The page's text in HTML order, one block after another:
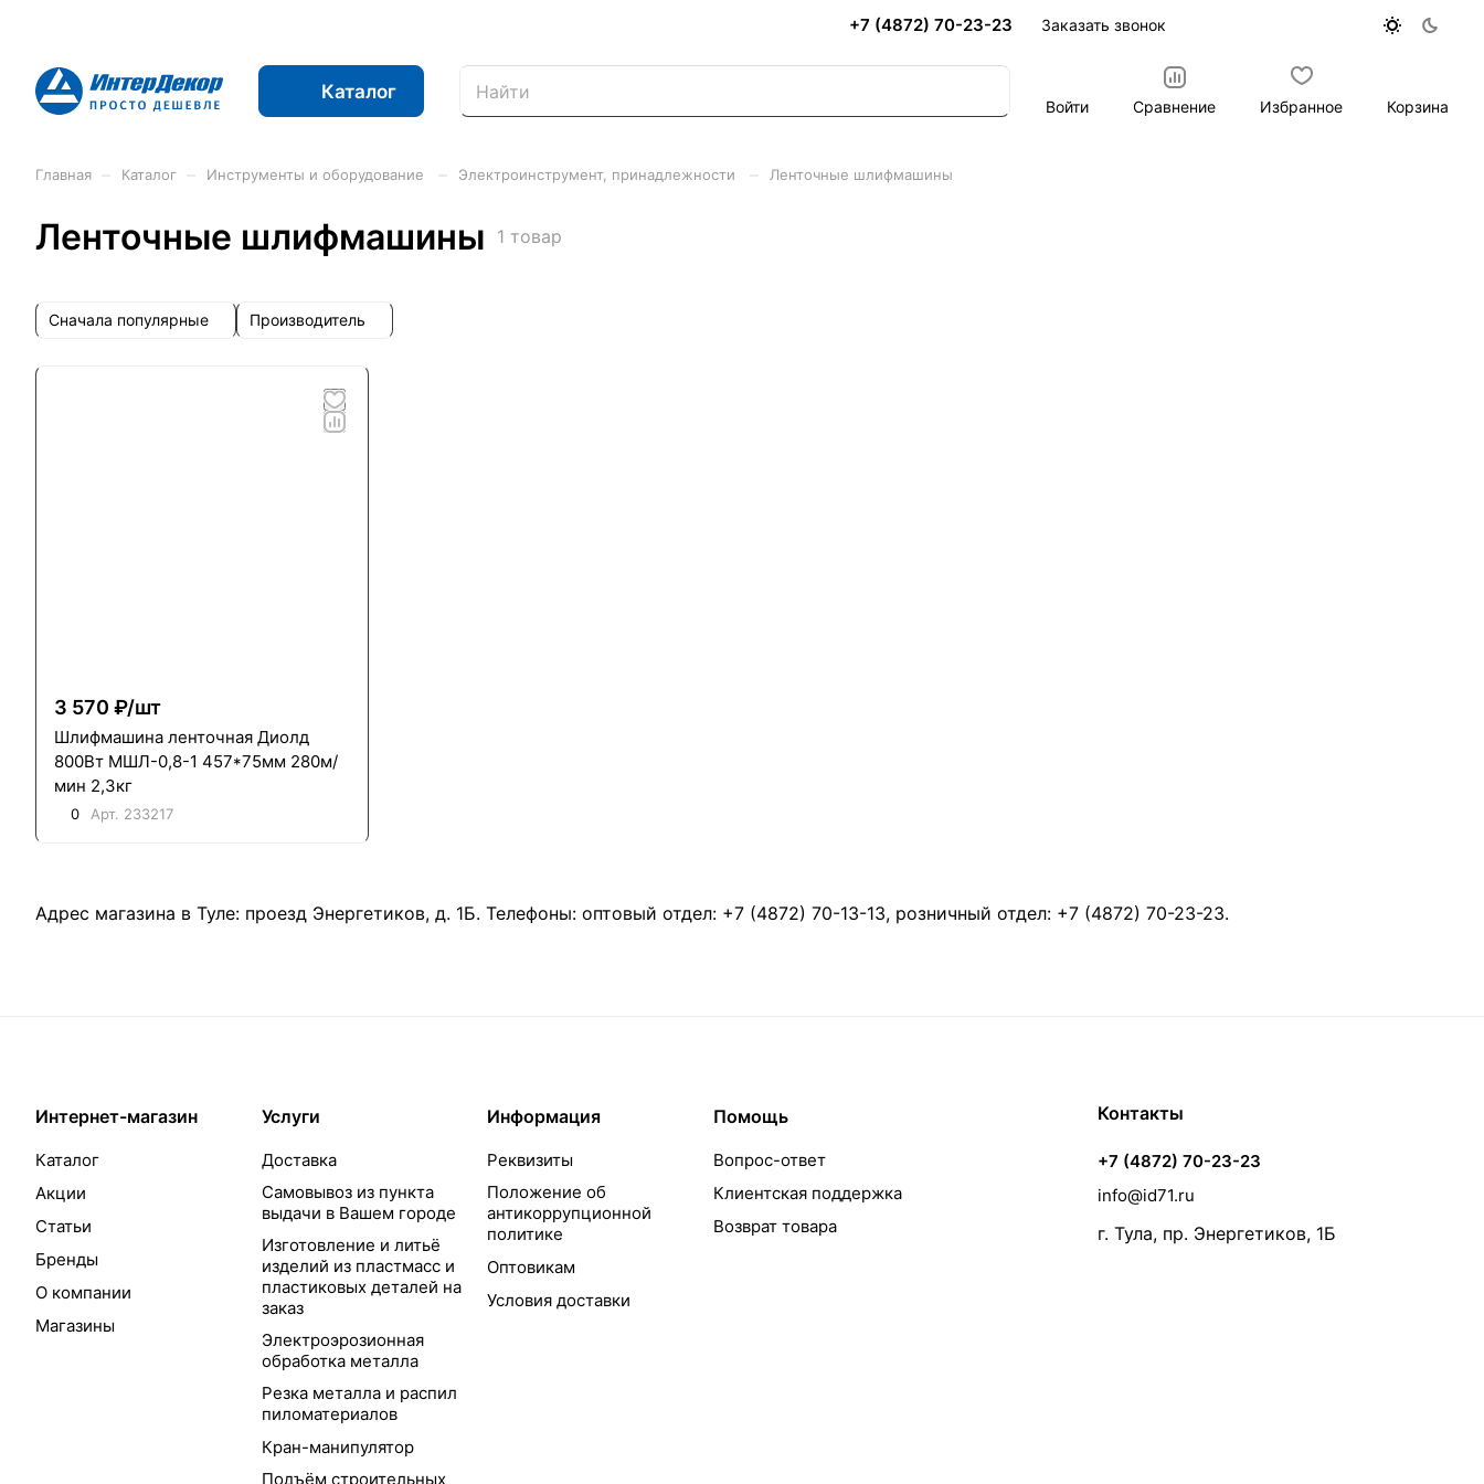
+7 (4872) 70-23-23 Заказать звонок
Каталог
Войти Сравнение Избранное Корзина
Главная Каталог Инструменты и оборудование Электроинструмент, принадлежности Ленточные шлифмашины
Ленточные шлифмашины 1 товар
Сначала популярные Производитель
3 570 ₽/шт
Шлифмашина ленточная Диолд
800Вт МШЛ-0,8-1 457*75мм 280м/
мин 2,3кг
0 Арт. 233217
Адрес магазина в Туле: проезд Энергетиков, д. 1Б. Телефоны: оптовый отдел: +7 (4872) 70-13-13, розничный отдел: +7 (4872) 70-23-23.
Интернет-магазин
Каталог
Акции
Статьи
Бренды
О компании
Магазины
Услуги
Доставка
Самовывоз из пункта
выдачи в Вашем городе
Изготовление и литьё
изделий из пластмасс и
пластиковых деталей на
заказ
Электроэрозионная
обработка металла
Резка металла и распил
пиломатериалов
Кран-манипулятор
Подъём строительных
Информация
Реквизиты
Положение об
антикоррупционной
политике
Оптовикам
Условия доставки
Помощь
Вопрос-ответ
Клиентская поддержка
Возврат товара
Контакты
+7 (4872) 70-23-23
info@id71.ru
г. Тула, пр. Энергетиков, 1Б